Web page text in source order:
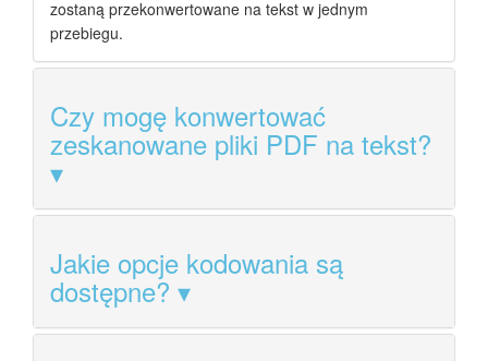
zostaną przekonwertowane na tekst w jednym
przebiegu.
Czy mogę konwertować
zeskanowane pliki PDF na tekst?
Jakie opcje kodowania są
dostępne?